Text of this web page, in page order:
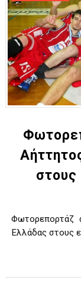
στους
Φωτορεπορτάζ
Ελλάδας στους